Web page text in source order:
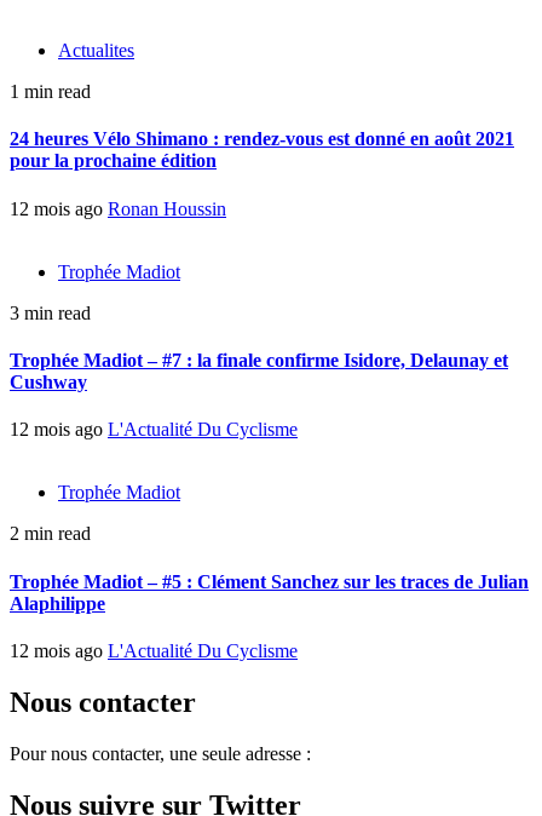
Actualites
1 min read
24 heures Vélo Shimano : rendez-vous est donné en août 2021
pour la prochaine édition
12 mois ago Ronan Houssin
Trophée Madiot
3 min read
Trophée Madiot – #7 : la finale confirme Isidore, Delaunay et
Cushway
12 mois ago L'Actualité Du Cyclisme
Trophée Madiot
2 min read
Trophée Madiot – #5 : Clément Sanchez sur les traces de Julian
Alaphilippe
12 mois ago L'Actualité Du Cyclisme
Nous contacter
Pour nous contacter, une seule adresse :
Nous suivre sur Twitter